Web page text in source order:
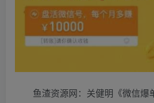
鱼渣资源网：关健明《微信爆